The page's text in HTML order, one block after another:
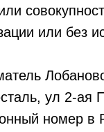
или без
ул 2-ая
номер в